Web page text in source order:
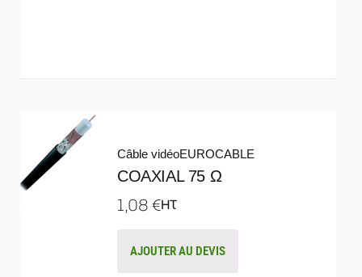
Câble vidéoEUROCABLE
COAXIAL 75 Ω
1,08€HT
AJOUTER AU DEVIS